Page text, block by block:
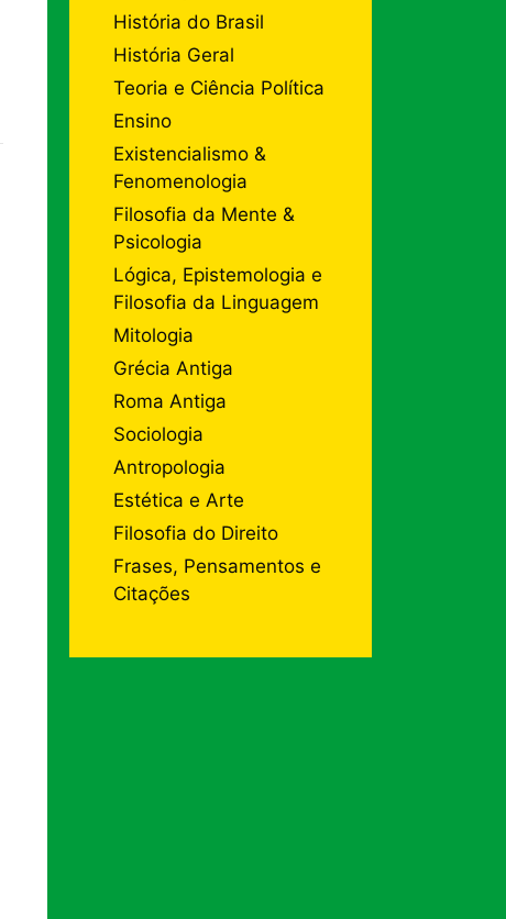
História do Brasil
História Geral
Teoria e Ciência Política
Ensino
Existencialismo &
Fenomenologia
Filosofia da Mente &
Psicologia
Lógica, Epistemologia e
Filosofia da Linguagem
Mitologia
Grécia Antiga
Roma Antiga
Sociologia
Antropologia
Estética e Arte
Filosofia do Direito
Frases, Pensamentos e
Citações